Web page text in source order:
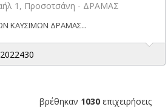
1, Προσοτσάνη - ΔΡΑΜΑΣ
ΚΑΥΣΙΜΩΝ ΔΡΑΜΑΣ...
βρέθηκαν 1030 επιχειρήσεις